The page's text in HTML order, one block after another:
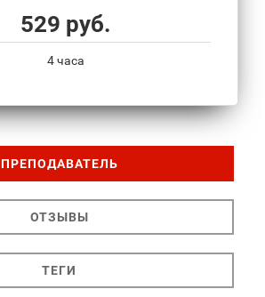
529 руб.
4 часа
ПРЕПОДАВАТЕЛЬ
ОТЗЫВЫ
ТЕГИ